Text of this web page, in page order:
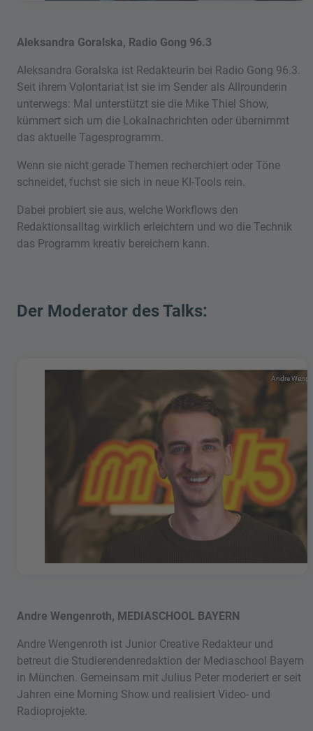
Aleksandra Goralska, Radio Gong 96.3
Aleksandra Goralska ist Redakteurin bei Radio Gong 96.3.
Seit ihrem Volontariat ist sie im Sender als Allrounderin
unterwegs: Mal unterstützt sie die Mike Thiel Show,
kümmert sich um die Lokalnachrichten oder übernimmt
das aktuelle Tagesprogramm.
Wenn sie nicht gerade Themen recherchiert oder Töne
schneidet, fuchst sie sich in neue KI-Tools rein.
Dabei probiert sie aus, welche Workflows den
Redaktionsalltag wirklich erleichtern und wo die Technik
das Programm kreativ bereichern kann.
Der Moderator des Talks:
Andre
Andre Wengenroth, MEDIASCHOOL BAYERN
Andre Wengenroth ist Junior Creative Redakteur und
betreut die Studierendenredaktion der Mediaschool Bayern
in München. Gemeinsam mit Julius Peter moderiert er seit
Jahren eine Morning Show und realisiert Video- und
Radioprojekte.